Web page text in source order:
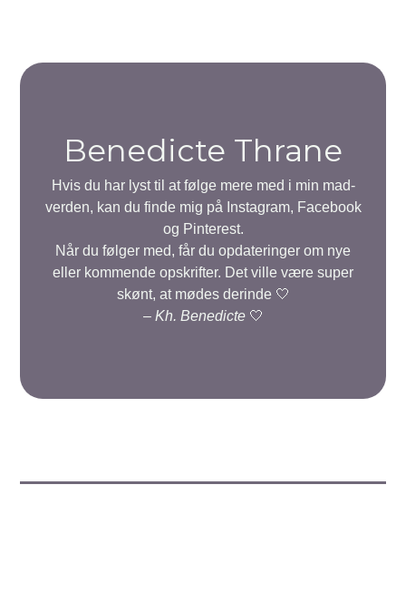
Benedicte Thrane
Hvis du har lyst til at følge mere med i min mad-
verden, kan du finde mig på Instagram, Facebook
og Pinterest.
Når du følger med, får du opdateringer om nye
eller kommende opskrifter. Det ville være super
skønt, at mødes derinde 🤍
– Kh. Benedicte🤍